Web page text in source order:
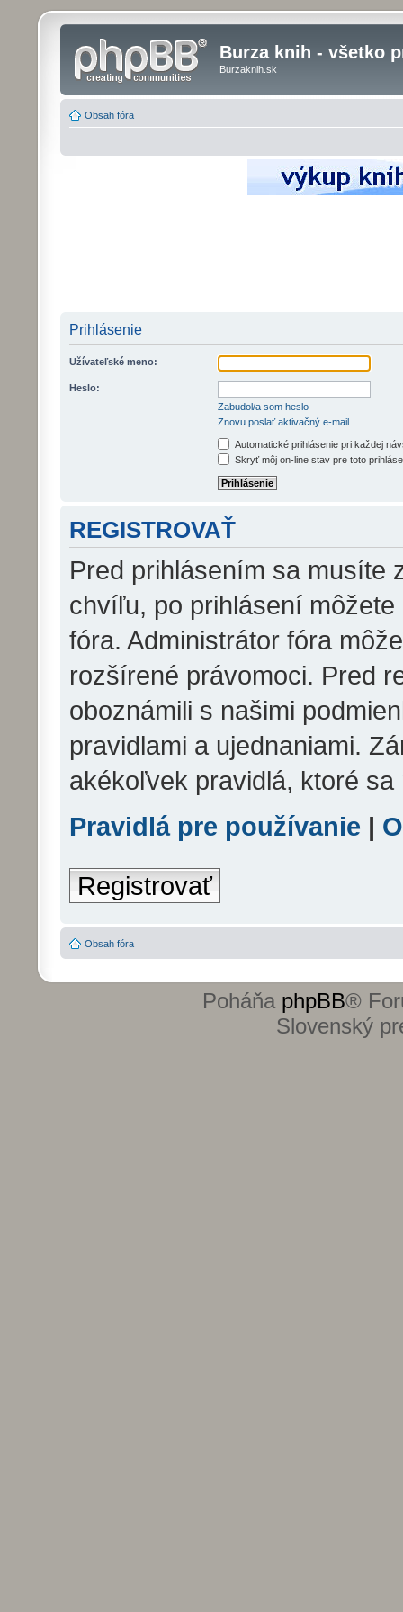
Burza knih - všetko
Burzaknih.sk
Obsah fóra
Prihlásenie
Užívateľské meno:
Heslo:
Zabudol/a som heslo
Znovu poslať aktivačný e-mail
Automatické prihlásenie pri každej
Skryť môj on-line stav pre toto
REGISTROVAŤ
Pred prihlásením sa musíte
chvíľu, po prihlásení
fóra. Administrátor fóra
rozšírené právomoci. Pred
oboznámili s našimi
pravidlami a ujednaniami.
akékoľvek pravidlá, ktoré sa
Pravidlá pre používanie |
Registrovať
Obsah fóra
Poháňa phpBB®
Slovenský